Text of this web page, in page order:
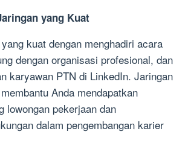
yang Kuat
kuat dengan menghadiri acara
dengan organisasi profesional, dan
karyawan PTN di LinkedIn. Jaringan
Anda mendapatkan
lowongan pekerjaan dan
dalam pengembangan karier